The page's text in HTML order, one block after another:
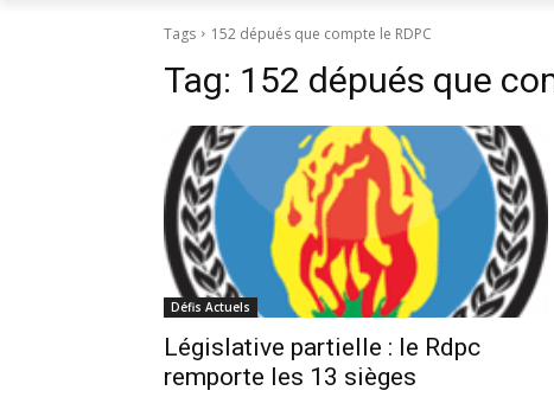
Tags 152 dépués que compte le RDPC
Tag: 152 dépués que
Défis Actuels
Législative partielle : le Rdpc
remporte les 13 sièges